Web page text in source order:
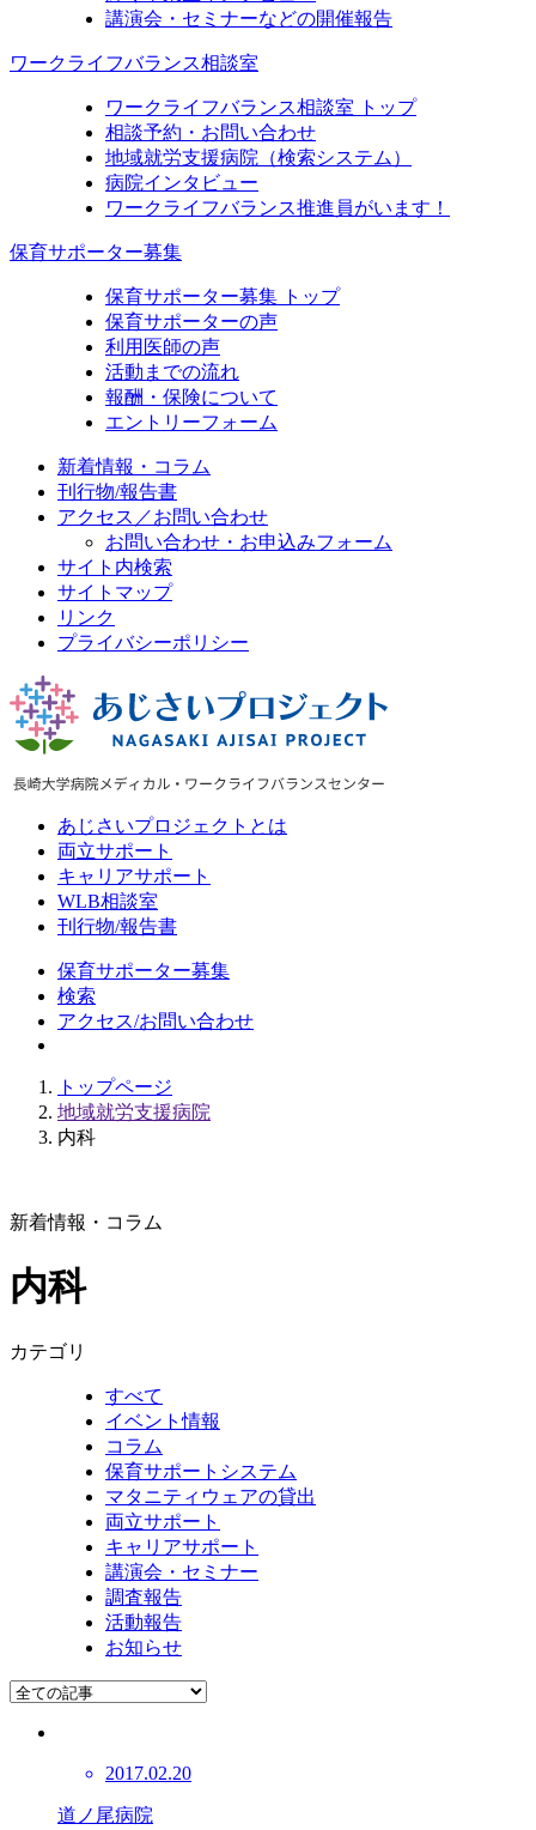
講演会・セミナーなどの開催報告
ワークライフバランス相談室
ワークライフバランス相談室 トップ
相談予約・お問い合わせ
地域就労支援病院（検索システム）
病院インタビュー
ワークライフバランス推進員がいます！
保育サポーター募集
保育サポーター募集 トップ
保育サポーターの声
利用医師の声
活動までの流れ
報酬・保険について
エントリーフォーム
新着情報・コラム
刊行物/報告書
アクセス／お問い合わせ
お問い合わせ・お申込みフォーム
サイト内検索
サイトマップ
リンク
プライバシーポリシー
あじさいプロジェクトとは
両立サポート
キャリアサポート
WLB相談室
刊行物/報告書
保育サポーター募集
検索
アクセス/お問い合わせ
トップページ
地域就労支援病院
内科
新着情報・コラム
内科
カテゴリ
すべて
イベント情報
コラム
保育サポートシステム
マタニティウェアの貸出
両立サポート
キャリアサポート
講演会・セミナー
調査報告
活動報告
お知らせ
2017.02.20
道ノ尾病院